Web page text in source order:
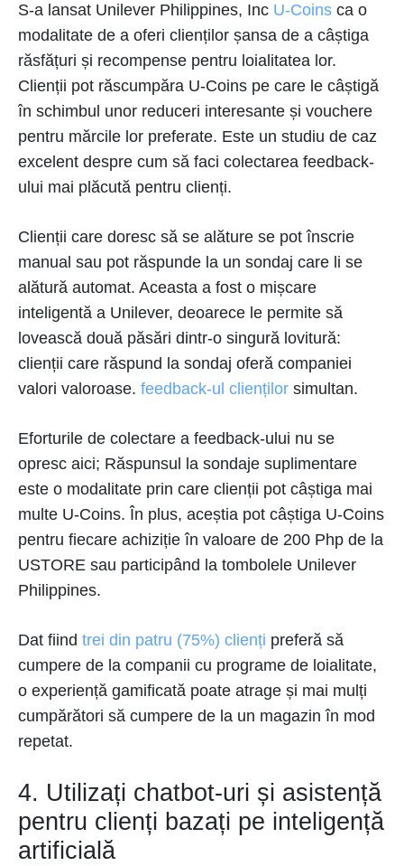
S-a lansat Unilever Philippines, Inc U-Coins ca o
modalitate de a oferi clienților șansa de a câștiga
răsfățuri și recompense pentru loialitatea lor.
Clienții pot răscumpăra U-Coins pe care le câștigă
în schimbul unor reduceri interesante și vouchere
pentru mărcile lor preferate. Este un studiu de caz
excelent despre cum să faci colectarea feedback-
ului mai plăcută pentru clienți.
Clienții care doresc să se alăture se pot înscrie
manual sau pot răspunde la un sondaj care li se
alătură automat. Aceasta a fost o mișcare
inteligentă a Unilever, deoarece le permite să
lovească două păsări dintr-o singură lovitură:
clienții care răspund la sondaj oferă companiei
valori valoroase. feedback-ul clienților simultan.
Eforturile de colectare a feedback-ului nu se
opresc aici; Răspunsul la sondaje suplimentare
este o modalitate prin care clienții pot câștiga mai
multe U-Coins. În plus, aceștia pot câștiga U-Coins
pentru fiecare achiziție în valoare de 200 Php de la
USTORE sau participând la tombolele Unilever
Philippines.
Dat fiind trei din patru (75%) clienți preferă să
cumpere de la companii cu programe de loialitate,
o experiență gamificată poate atrage și mai mulți
cumpărători să cumpere de la un magazin în mod
repetat.
4. Utilizați chatbot-uri și asistență
pentru clienți bazați pe inteligență
artificială